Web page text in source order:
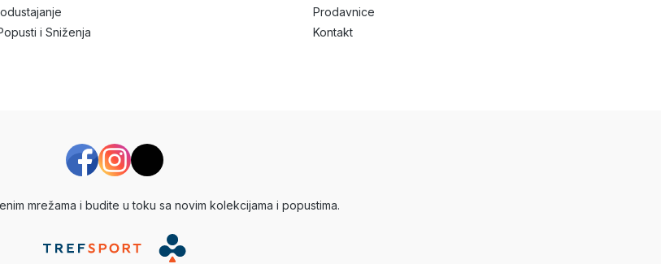
i Sniženja
Prodavnice
Kontakt
mrežama i budite u toku sa novim kolekcijama i popustima.